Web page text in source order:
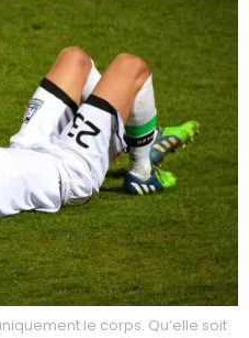
le corps. Qu’elle soit